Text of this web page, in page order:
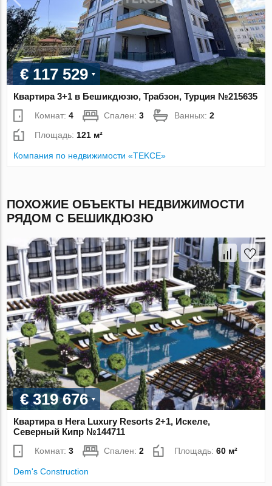
€ 117 529
Квартира 3+1 в Бешикдюзю, Трабзон, Турция №215635
Комнат:4 Спален:3 Ванных:2
Площадь:121 м²
Компания по недвижимости «TEKCE»
ПОХОЖИЕ ОБЪЕКТЫ НЕДВИЖИМОСТИ
РЯДОМ С БЕШИКДЮЗЮ
€ 319 676
Квартира в Hera Luxury Resorts 2+1, Искеле,
Северный Кипр №144711
Комнат:3 Спален:2 Площадь:60 м²
Dem's Construction